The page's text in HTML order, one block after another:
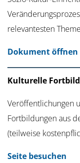
relevantesten
Dokument öffnen
Kulturelle
Veröffentlichungen
Fortbildungen aus
(teilweise
Seite besuchen